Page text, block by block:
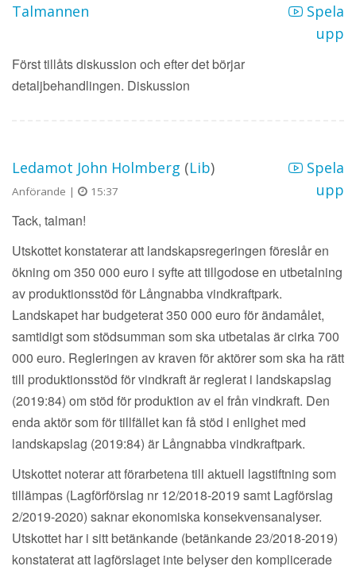
Talmannen
Spela
upp
Först tillåts diskussion och efter det börjar
detaljbehandlingen. Diskussion
Ledamot John Holmberg (Lib)
Anförande | 15:37
Spela
upp
Tack, talman!
Utskottet konstaterar att landskapsregeringen föreslår en
ökning om 350 000 euro i syfte att tillgodose en utbetalning
av produktionsstöd för Långnabba vindkraftpark.
Landskapet har budgeterat 350 000 euro för ändamålet,
samtidigt som stödsumman som ska utbetalas är cirka 700
000 euro. Regleringen av kraven för aktörer som ska ha rätt
till produktionsstöd för vindkraft är reglerat i landskapslag
(2019:84) om stöd för produktion av el från vindkraft. Den
enda aktör som för tillfället kan få stöd i enlighet med
landskapslag (2019:84) är Långnabba vindkraftpark.
Utskottet noterar att förarbetena till aktuell lagstiftning som
tillämpas (Lagförförslag nr 12/2018-2019 samt Lagförslag
2/2019-2020) saknar ekonomiska konsekvensanalyser.
Utskottet har i sitt betänkande (betänkande 23/2018-2019)
konstaterat att lagförslaget inte belyser den komplicerade